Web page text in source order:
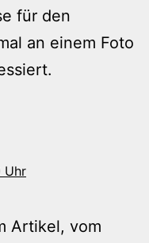
für den
an einem Foto
Uhr
Artikel, vom